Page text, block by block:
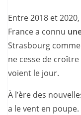
Entre 2018 et
France a connu
Strasbourg
ne cesse de
voient le jour.
À l’ère des
a le vent en